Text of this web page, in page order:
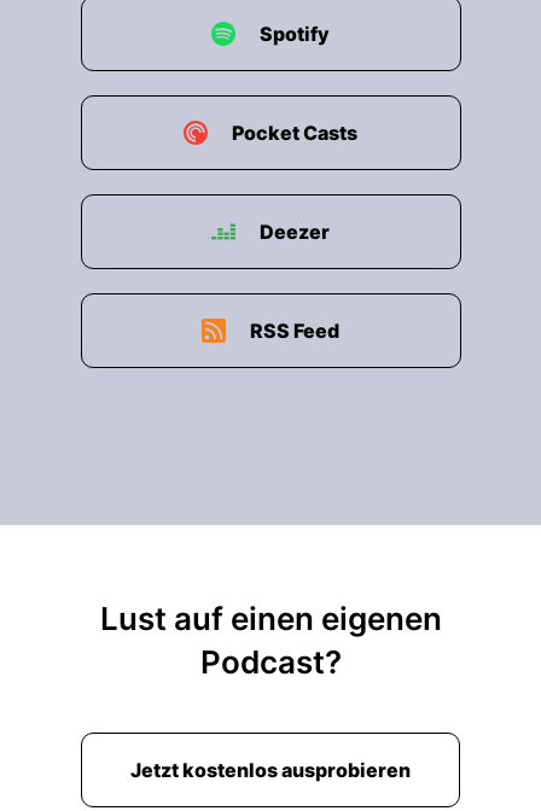
Spotify
Pocket Casts
Deezer
RSS Feed
Lust auf einen eigenen
Podcast?
Jetzt kostenlos ausprobieren